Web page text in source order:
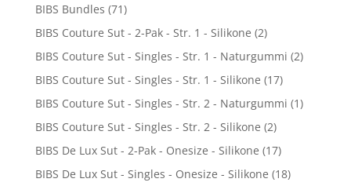
BIBS Bundles (71)
BIBS Couture Sut - 2-Pak - Str. 1 - Silikone (2)
BIBS Couture Sut - Singles - Str. 1 - Naturgummi (2)
BIBS Couture Sut - Singles - Str. 1 - Silikone (17)
BIBS Couture Sut - Singles - Str. 2 - Naturgummi (1)
BIBS Couture Sut - Singles - Str. 2 - Silikone (2)
BIBS De Lux Sut - 2-Pak - Onesize - Silikone (17)
BIBS De Lux Sut - Singles - Onesize - Silikone (18)